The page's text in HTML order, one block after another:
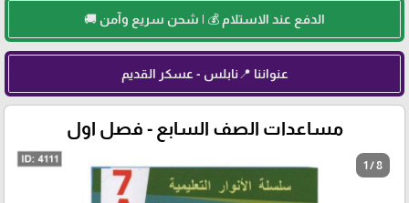
الدفع عند الاستلام 💰 | شحن سريع وآمن 🚚
عنواننا 📍نابلس - عسكر القديم
مساعدات الصف السابع - فصل اول
1 / 8